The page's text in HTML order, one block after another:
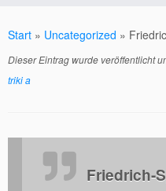
Inhalt
Start » Uncategorized »
Dieser Eintrag wurde veröffentlicht
triki a
Friedrich-